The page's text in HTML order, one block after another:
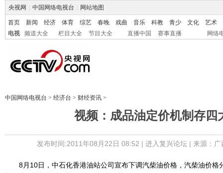
央视网 中国网络电视台 网站地图
首页 新闻 经济 体育 综艺 春晚 戏曲 音乐 科教 青少 文化
艺术
电视
频道大全 栏目大全 节目大全 直播中国 赛事直播 网络
中国网络电视台 > 经济台 > 财经资讯 >
视频：成品油定价机制存四
发布时间:2011年08月22日 08:52 | 进入复兴论坛| 来源：广
8月10日，中石化香港油站公司宣布下调汽柴油价格，汽柴油价格